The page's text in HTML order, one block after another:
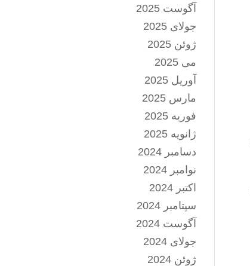
آگوست 2025
جولای 2025
ژوئن 2025
می 2025
آوریل 2025
مارس 2025
فوریه 2025
ژانویه 2025
دسامبر 2024
نوامبر 2024
اکتبر 2024
سپتامبر 2024
آگوست 2024
جولای 2024
ژوئن 2024